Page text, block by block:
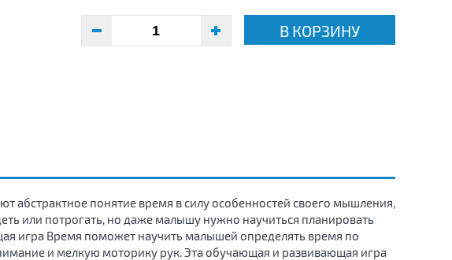
В КОРЗИНУ
абстрактное понятие время в силу особенностей своего мышления,
или потрогать, но даже малышу нужно научиться планировать
игра Время поможет научить малышей определять время по
и мелкую моторику рук. Эта обучающая и развивающая игра